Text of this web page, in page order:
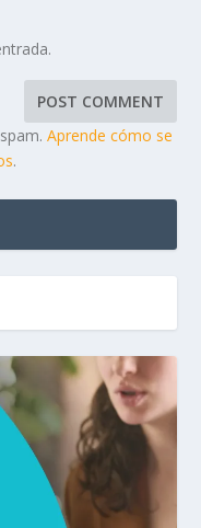
Aprende cómo se
.